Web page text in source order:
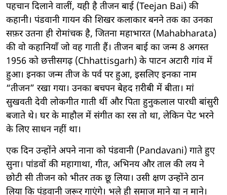
पहचान दिलाने वालीं, यही है तीजन बाई (Teejan Bai) की
कहानी। पंडवानी गायन की शिखर कलाकार बनने तक का उनका
सफ़र उतना ही रोमांचक है, जितना महाभारत (Mahabharata)
की वो कहानियाँ जो वह गाती हैं। तीजन बाई का जन्म 8 अगस्त
1956 को छत्तीसगढ़ (Chhattisgarh) के पाटन अटारी गांव में
हुआ। इनका जन्म तीज के पर्व पर हुआ, इसलिए इनका नाम
“तीजन” रखा गया। उनका बचपन बेहद ग़रीबी में बीता। मां
सुखवती देवी लोकगीत गाती थीं और पिता हुनुकलाल पारधी बांसुरी
बजाते थे। घर के माहौल में संगीत का रस तो था, लेकिन पेट भरने
के लिए साधन नहीं था।
एक दिन उन्होंने अपने नाना को पंडवानी (Pandavani) गाते हुए
सुना। पांडवों की महागाथा, गीत, अभिनय और ताल की लय ने
छोटी सी तीजन को भीतर तक छू लिया। उसी क्षण उन्होंने ठान
लिया कि पंडवानी जरूर गाएंगे। भले ही समाज माने या न माने।